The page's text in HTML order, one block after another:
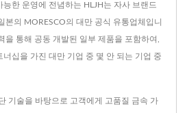
한 운영에 전념하는 HLJH는 자사 브랜드
본의 MORESCO의 대만 공식 유통업체입니
을 통해 공동 개발된 일부 제품을 포함하여,
십을 가진 대만 기업 중 몇 안 되는 기업 중
기술을 바탕으로 고객에게 고품질 금속 가